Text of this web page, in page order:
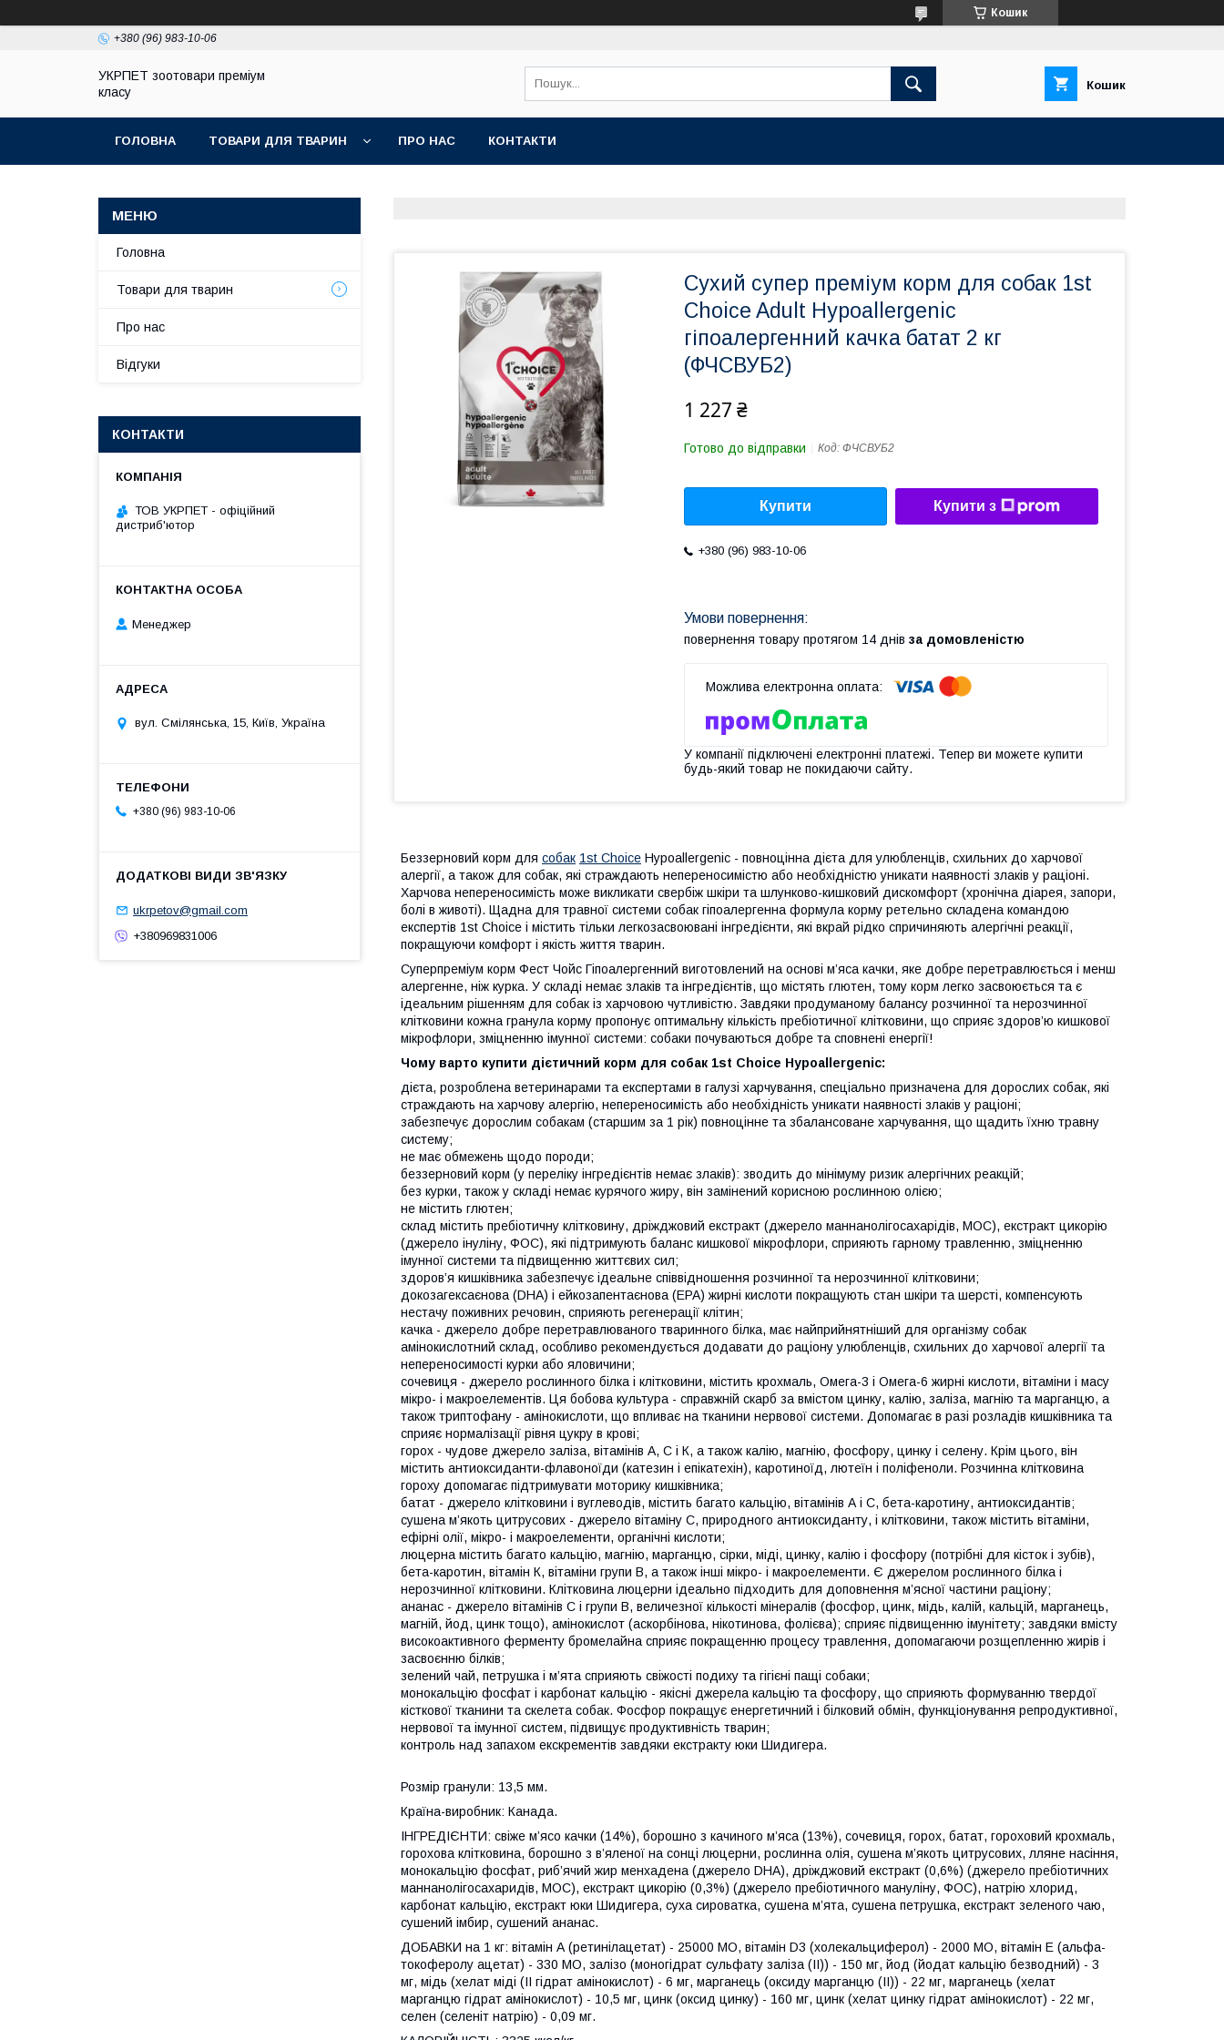
Кошик
+380 (96) 983-10-06
УКРПЕТ зоотовари преміум
класу
Кошик
ГОЛОВНА ТОВАРИ ДЛЯ ТВАРИН ПРО НАС КОНТАКТИ
Сухий супер преміум корм для собак 1st
Choice Adult Hypoallergenic
гіпоалергенний качка батат 2 кг
(ФЧСВУБ2)
1 227 ₴
Готово до відправки Код: ФЧСВУБ2
Купити Купити з
+380 (96) 983-10-06
повернення товару протягом 14 днів за домовленістю
У компанії підключені електронні платежі. Тепер ви можете купити
будь-який товар не покидаючи сайту.
Беззерновий корм для собак 1st Choice Hypoallergenic - повноцінна дієта для улюбленців, схильних до харчової
алергії, а також для собак, які страждають непереносимістю або необхідністю уникати наявності злаків у раціоні.
Харчова непереносимість може викликати свербіж шкіри та шлунково-кишковий дискомфорт (хронічна діарея, запори,
болі в животі). Щадна для травної системи собак гіпоалергенна формула корму ретельно складена командою
експертів 1st Choice і містить тільки легкозасвоювані інгредієнти, які вкрай рідко спричиняють алергічні реакції,
покращуючи комфорт і якість життя тварин.
Суперпреміум корм Фест Чойс Гіпоалергенний виготовлений на основі м’яса качки, яке добре перетравлюється і менш
алергенне, ніж курка. У складі немає злаків та інгредієнтів, що містять глютен, тому корм легко засвоюється та є
ідеальним рішенням для собак із харчовою чутливістю. Завдяки продуманому балансу розчинної та нерозчинної
клітковини кожна гранула корму пропонує оптимальну кількість пребіотичної клітковини, що сприяє здоров’ю кишкової
мікрофлори, зміцненню імунної системи: собаки почуваються добре та сповнені енергії!
Чому варто купити дієтичний корм для собак 1st Choice Hypoallergenic:
дієта, розроблена ветеринарами та експертами в галузі харчування, спеціально призначена для дорослих собак, які
страждають на харчову алергію, непереносимість або необхідність уникати наявності злаків у раціоні;
забезпечує дорослим собакам (старшим за 1 рік) повноцінне та збалансоване харчування, що щадить їхню травну
систему;
не має обмежень щодо породи;
беззерновий корм (у переліку інгредієнтів немає злаків): зводить до мінімуму ризик алергічних реакцій;
без курки, також у складі немає курячого жиру, він замінений корисною рослинною олією;
не містить глютен;
склад містить пребіотичну клітковину, дріжджовий екстракт (джерело маннанолігосахарідів, МОС), екстракт цикорію
(джерело інуліну, ФОС), які підтримують баланс кишкової мікрофлори, сприяють гарному травленню, зміцненню
імунної системи та підвищенню життєвих сил;
здоров’я кишківника забезпечує ідеальне співвідношення розчинної та нерозчинної клітковини;
докозагексаєнова (DHA) і ейкозапентаєнова (EPA) жирні кислоти покращують стан шкіри та шерсті, компенсують
нестачу поживних речовин, сприяють регенерації клітин;
качка - джерело добре перетравлюваного тваринного білка, має найприйнятніший для організму собак
амінокислотний склад, особливо рекомендується додавати до раціону улюбленців, схильних до харчової алергії та
непереносимості курки або яловичини;
сочевиця - джерело рослинного білка і клітковини, містить крохмаль, Омега-3 і Омега-6 жирні кислоти, вітаміни і масу
мікро- і макроелементів. Ця бобова культура - справжній скарб за вмістом цинку, калію, заліза, магнію та марганцю, а
також триптофану - амінокислоти, що впливає на тканини нервової системи. Допомагає в разі розладів кишківника та
сприяє нормалізації рівня цукру в крові;
горох - чудове джерело заліза, вітамінів А, С і К, а також калію, магнію, фосфору, цинку і селену. Крім цього, він
містить антиоксиданти-флавоноїди (катезин і епікатехін), каротиноїд, лютеїн і поліфеноли. Розчинна клітковина
гороху допомагає підтримувати моторику кишківника;
батат - джерело клітковини і вуглеводів, містить багато кальцію, вітамінів А і С, бета-каротину, антиоксидантів;
сушена м’якоть цитрусових - джерело вітаміну С, природного антиоксиданту, і клітковини, також містить вітаміни,
ефірні олії, мікро- і макроелементи, органічні кислоти;
люцерна містить багато кальцію, магнію, марганцю, сірки, міді, цинку, калію і фосфору (потрібні для кісток і зубів),
бета-каротин, вітамін К, вітаміни групи B, а також інші мікро- і макроелементи. Є джерелом рослинного білка і
нерозчинної клітковини. Клітковина люцерни ідеально підходить для доповнення м’ясної частини раціону;
ананас - джерело вітамінів С і групи В, величезної кількості мінералів (фосфор, цинк, мідь, калій, кальцій, марганець,
магній, йод, цинк тощо), амінокислот (аскорбінова, нікотинова, фолієва); сприяє підвищенню імунітету; завдяки вмісту
високоактивного ферменту бромелайна сприяє покращенню процесу травлення, допомагаючи розщепленню жирів і
засвоєнню білків;
зелений чай, петрушка і м’ята сприяють свіжості подиху та гігієні пащі собаки;
монокальцію фосфат і карбонат кальцію - якісні джерела кальцію та фосфору, що сприяють формуванню твердої
кісткової тканини та скелета собак. Фосфор покращує енергетичний і білковий обмін, функціонування репродуктивної,
нервової та імунної систем, підвищує продуктивність тварин;
контроль над запахом екскрементів завдяки екстракту юки Шидигера.
Розмір гранули: 13,5 мм.
Країна-виробник: Канада.
ІНГРЕДІЄНТИ: свіже м’ясо качки (14%), борошно з качиного м’яса (13%), сочевиця, горох, батат, гороховий крохмаль,
горохова клітковина, борошно з в’яленої на сонці люцерни, рослинна олія, сушена м’якоть цитрусових, лляне насіння,
монокальцію фосфат, риб’ячий жир менхадена (джерело DHA), дріжджовий екстракт (0,6%) (джерело пребіотичних
маннанолігосахаридів, МОС), екстракт цикорію (0,3%) (джерело пребіотичного мануліну, ФОС), натрію хлорид,
карбонат кальцію, екстракт юки Шидигера, суха сироватка, сушена м’ята, сушена петрушка, екстракт зеленого чаю,
сушений імбир, сушений ананас.
ДОБАВКИ на 1 кг: вітамін А (ретинілацетат) - 25000 МО, вітамін D3 (холекальциферол) - 2000 МО, вітамін E (альфа-
токоферолу ацетат) - 330 МО, залізо (моногідрат сульфату заліза (II)) - 150 мг, йод (йодат кальцію безводний) - 3
мг, мідь (хелат міді (II гідрат амінокислот) - 6 мг, марганець (оксиду марганцю (II)) - 22 мг, марганець (хелат
марганцю гідрат амінокислот) - 10,5 мг, цинк (оксид цинку) - 160 мг, цинк (хелат цинку гідрат амінокислот) - 22 мг,
селен (селеніт натрію) - 0,09 мг.
Головна
Товари для тварин
Про нас
Відгуки
КОНТАКТИ
ТОВ УКРПЕТ - офіційний
дистриб'ютор
Менеджер
вул. Смілянська, 15, Київ, Україна
+380 (96) 983-10-06
ukrpetov@gmail.com
+380969831006